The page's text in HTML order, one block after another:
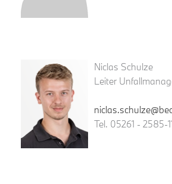
Niclas Schulze
Leiter
Tel. 05261 - 2585-